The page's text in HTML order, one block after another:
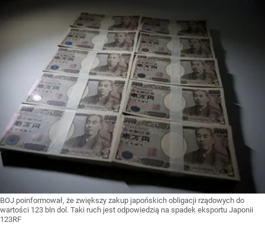
BOJ poinformował, że zwiększy zakup japońskich obligacji rządowych do
wartości 123 bln dol. Taki ruch jest odpowiedzią na spadek eksportu Japonii
123RF